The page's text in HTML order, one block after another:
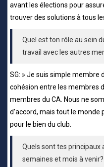
avant les élections pour
trouver des solutions à tous
Quel est ton rôle au sein
travail avec les autres
SG: » Je suis simple membre
cohésion entre les membres
membres du CA. Nous ne
d’accord, mais tout le monde
pour le bien du club.
Quels sont tes principaux
semaines et mois à venir?